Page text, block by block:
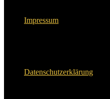
Impressum
Datenschutzerklärung